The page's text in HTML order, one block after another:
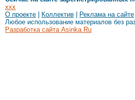
xxx
О проекте
Коллектив Реклама на сайте
Любое использование материалов без
Разработка сайта Asinka.Ru